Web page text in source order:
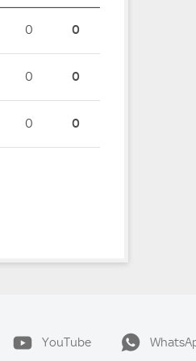
0 0
0 0
0 0
YouTube